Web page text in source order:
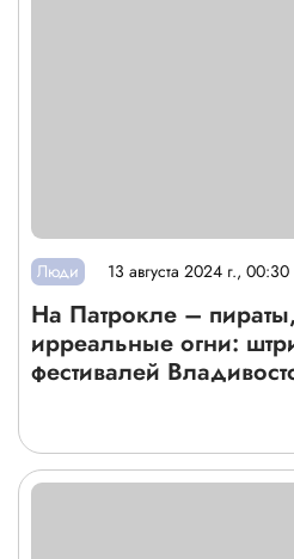
Люди 13 августа 2024 г., 00:30
На Патрокле –
ирреальные огни:
фестивалей